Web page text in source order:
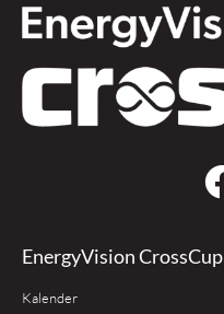
EnergyVision CrossCup
Kalender